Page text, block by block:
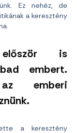
Ez nehéz, de
a keresztény
is
embert.
emberi
a keresztény